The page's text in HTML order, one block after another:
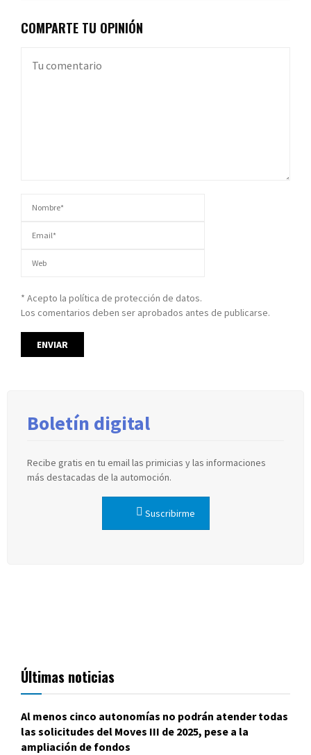
COMPARTE TU OPINIÓN
* Acepto la política de protección de datos.
Los comentarios deben ser aprobados antes de publicarse.
Boletín digital
Recibe gratis en tu email las primicias y las informaciones
más destacadas de la automoción.
Suscribirme
Últimas noticias
Al menos cinco autonomías no podrán atender todas
las solicitudes del Moves III de 2025, pese a la
ampliación de fondos